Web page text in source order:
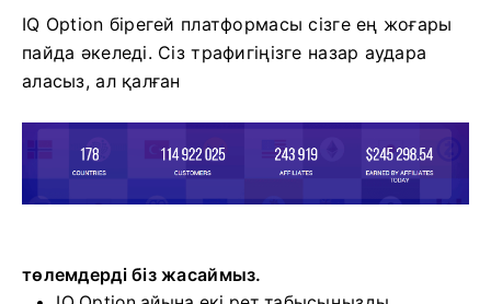
IQ Option бірегей платформасы сізге ең жоғары
пайда әкеледі. Сіз трафигіңізге назар аудара
аласыз, ал қалған
төлемдерді біз жасаймыз.